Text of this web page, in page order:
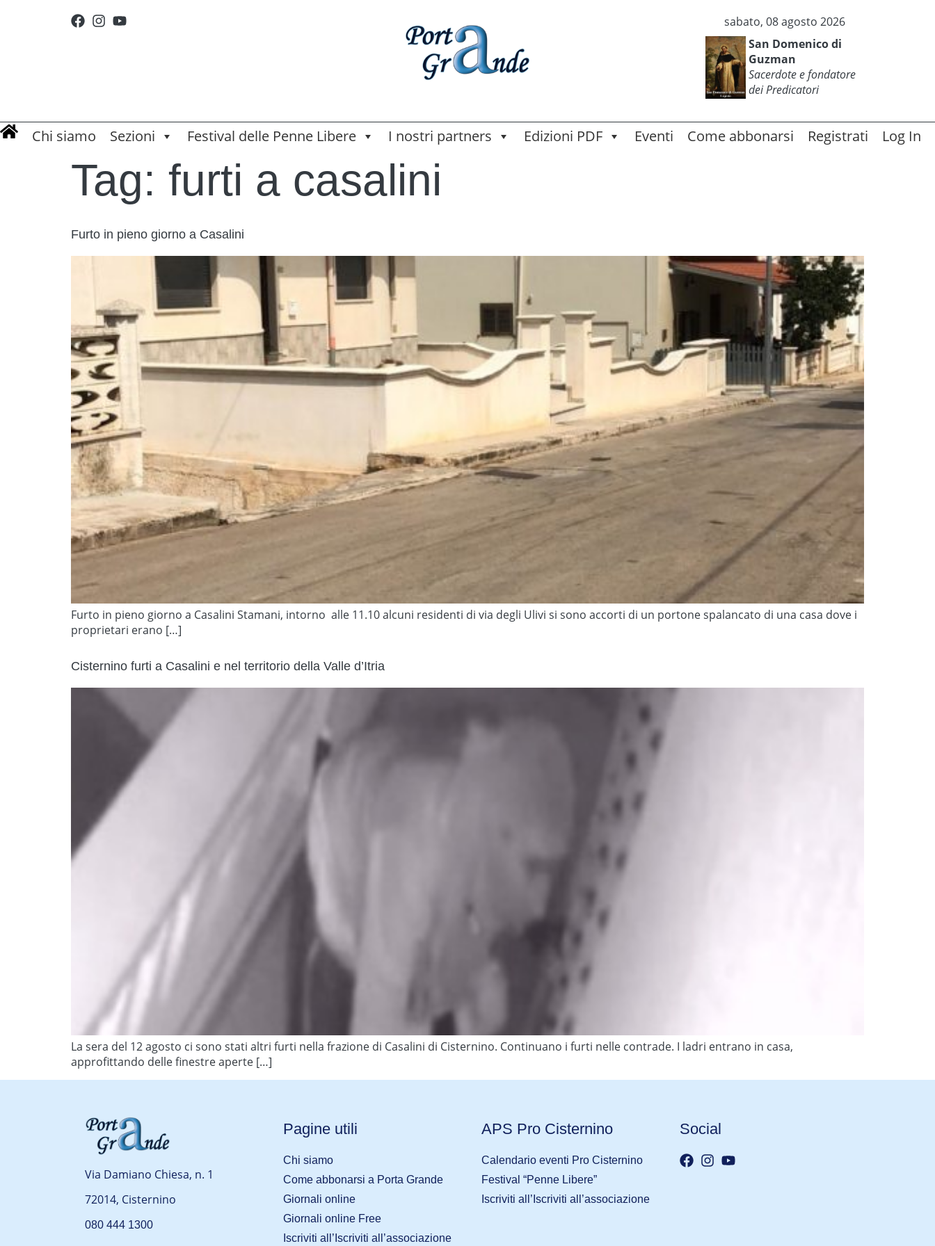
sabato, 08 agosto 2026
San Domenico di
Guzman
Sacerdote e fondatore
dei Predicatori
Chi siamo Sezioni Festival delle Penne Libere I nostri partners Edizioni PDF Eventi Come abbonarsi Registrati Log In
Tag: furti a casalini
Furto in pieno giorno a Casalini
Furto in pieno giorno a Casalini Stamani, intorno alle 11.10 alcuni residenti di via degli Ulivi si sono accorti di un portone spalancato di una casa dove i
proprietari erano […]
Cisternino furti a Casalini e nel territorio della Valle d’Itria
La sera del 12 agosto ci sono stati altri furti nella frazione di Casalini di Cisternino. Continuano i furti nelle contrade. I ladri entrano in casa,
approfittando delle finestre aperte […]
Via Damiano Chiesa, n. 1
72014, Cisternino
080 444 1300
Pagine utili
Chi siamo
Come abbonarsi a Porta Grande
Giornali online
Giornali online Free
Iscriviti all’Iscriviti all’associazione
APS Pro Cisternino
Calendario eventi Pro Cisternino
Festival “Penne Libere”
Iscriviti all’Iscriviti all’associazione
Social